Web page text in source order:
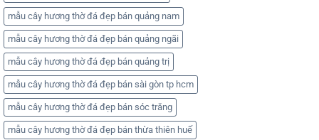
mẫu cây hương thờ đá đẹp bán quảng nam
mẫu cây hương thờ đá đẹp bán quảng ngãi
mẫu cây hương thờ đá đẹp bán quảng trị
mẫu cây hương thờ đá đẹp bán sài gòn tp hcm
mẫu cây hương thờ đá đẹp bán sóc trăng
mẫu cây hương thờ đá đẹp bán thừa thiên huế